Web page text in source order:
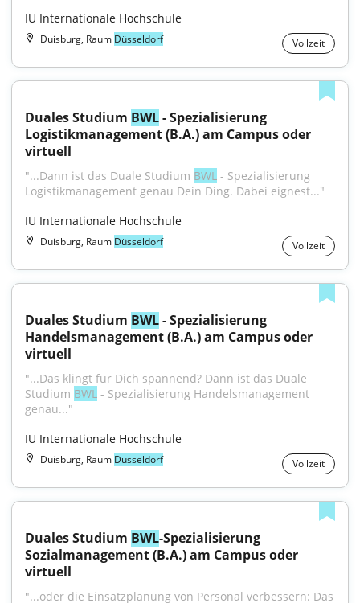
IU Internationale Hochschule
Duisburg, Raum Düsseldorf Vollzeit
Duales Studium BWL - Spezialisierung
Logistikmanagement (B.A.) am Campus oder
virtuell
"...Dann ist das Duale Studium BWL - Spezialisierung
Logistikmanagement genau Dein Ding. Dabei eignest..."
IU Internationale Hochschule
Duisburg, Raum Düsseldorf Vollzeit
Duales Studium BWL - Spezialisierung
Handelsmanagement (B.A.) am Campus oder
virtuell
"...Das klingt für Dich spannend? Dann ist das Duale
Studium BWL - Spezialisierung Handelsmanagement
genau..."
IU Internationale Hochschule
Duisburg, Raum Düsseldorf Vollzeit
Duales Studium BWL-Spezialisierung
Sozialmanagement (B.A.) am Campus oder
virtuell
"...oder die Einsatzplanung von Personal verbessern: Das